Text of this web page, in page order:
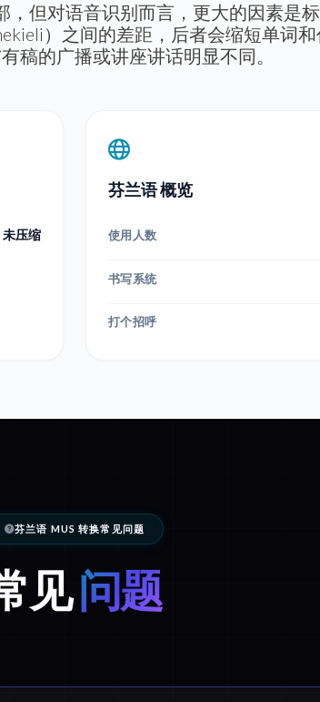
，但对语音识别而言，更大的因素是
）之间的差距，后者会缩短单词
稿的广播或讲座讲话明显不同。
未压缩
芬兰语 概览
使用人数
书写系统
打个招呼
芬兰语 MUS 转换常见问题
见问题